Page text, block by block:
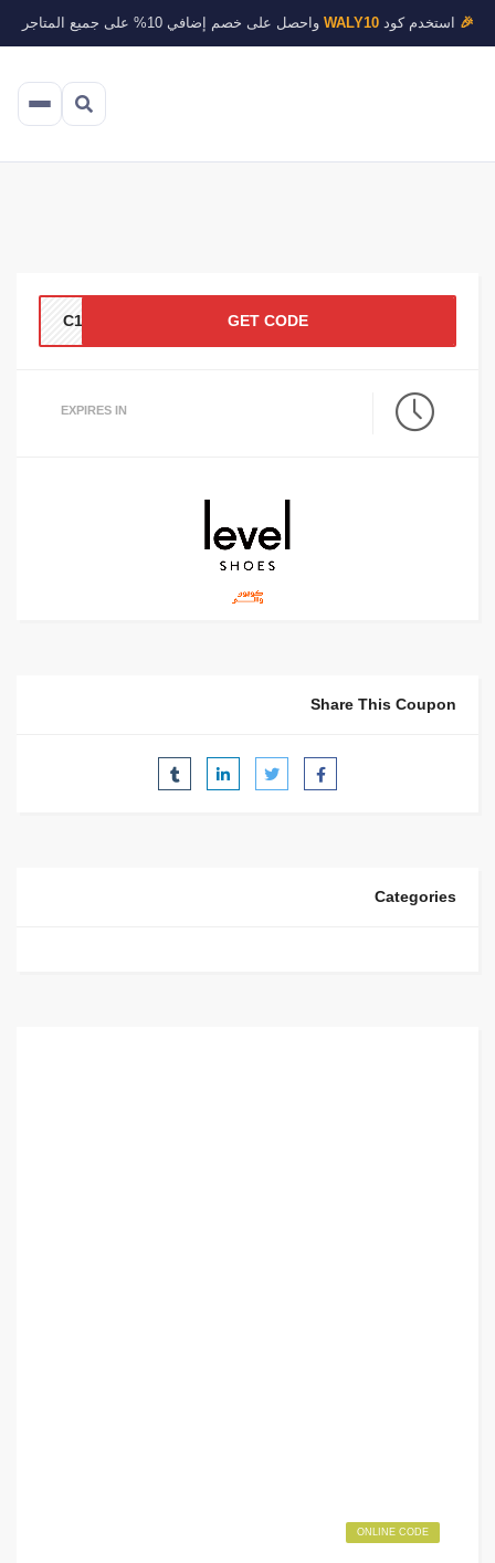
🎉استخدم كودWALY10واحصل على خصم إضافي 10% على جميع المتاجر
GET CODE
EXPIRES IN
Share This Coupon
Categories
ONLINE CODE